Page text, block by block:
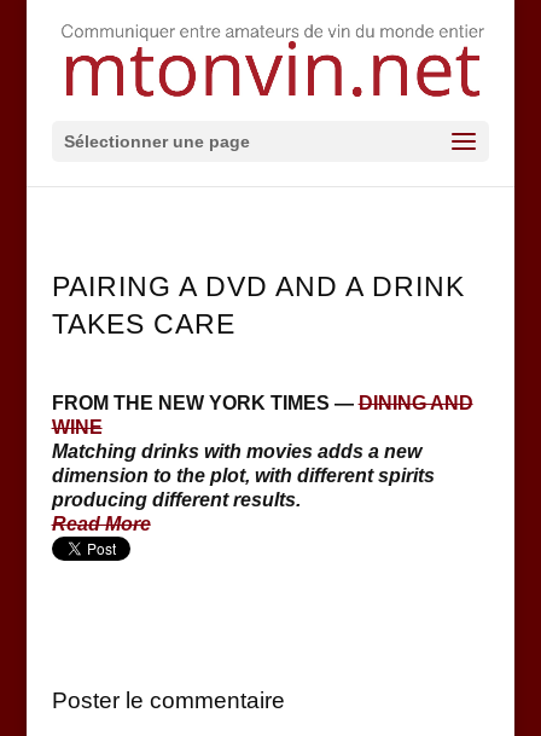
Sélectionner une page
PAIRING A DVD AND A DRINK
TAKES CARE
FROM THE NEW YORK TIMES —DINING AND
WINE
Matching drinks with movies adds a new
dimension to the plot, with different spirits
producing different results.
Read More
Poster le commentaire